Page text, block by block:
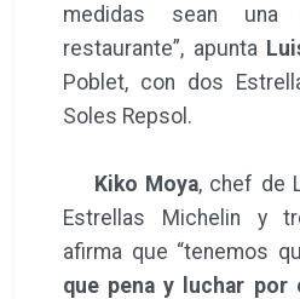
medidas sean
restaurante”, apunta
Poblet, con dos
Soles Repsol.
Kiko Moya, chef de
Estrellas Michelin y
afirma que “tenemos
que pena y luchar por